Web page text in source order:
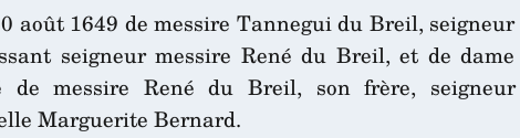
août 1649 de messire Tannegui du Breil,
seigneur messire René du Breil, et de
de messire René du Breil, son frère,
Marguerite Bernard.